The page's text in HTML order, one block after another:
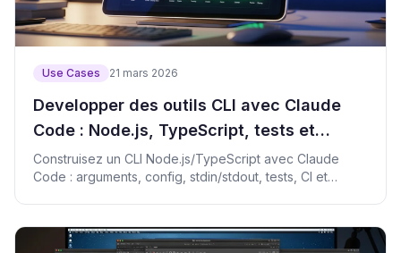
Use Cases 21 mars 2026
Developper des outils CLI avec Claude
Code : Node.js, TypeScript, tests et
release sure
Construisez un CLI Node.js/TypeScript avec Claude
Code : arguments, config, stdin/stdout, tests, CI et